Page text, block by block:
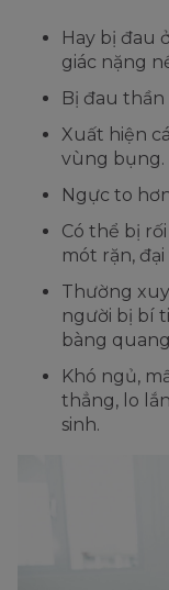
Hay bị đau
giác nặng
Bị đau
Xuất hiện
vùng bụng.
Ngực to
Có thể bị
mót rặn,
Thường
người bị bí
bàng
Khó ngủ,
thẳng, lo
sinh.